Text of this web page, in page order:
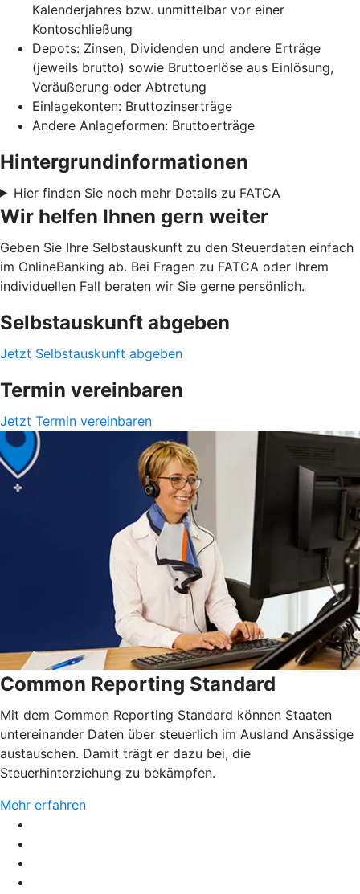
Kalenderjahres bzw. unmittelbar vor einer
Kontoschließung
Depots: Zinsen, Dividenden und andere Erträge
(jeweils brutto) sowie Bruttoerlöse aus Einlösung,
Veräußerung oder Abtretung
Einlagekonten: Bruttozinserträge
Andere Anlageformen: Bruttoerträge
Hintergrundinformationen
Hier finden Sie noch mehr Details zu FATCA
Wir helfen Ihnen gern weiter
Geben Sie Ihre Selbstauskunft zu den Steuerdaten einfach
im OnlineBanking ab. Bei Fragen zu FATCA oder Ihrem
individuellen Fall beraten wir Sie gerne persönlich.
Selbstauskunft abgeben
Jetzt Selbstauskunft abgeben
Termin vereinbaren
Jetzt Termin vereinbaren
Common Reporting Standard
Mit dem Common Reporting Standard können Staaten
untereinander Daten über steuerlich im Ausland Ansässige
austauschen. Damit trägt er dazu bei, die
Steuerhinterziehung zu bekämpfen.
Mehr erfahren